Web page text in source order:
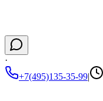
·
+7(495)135-35-99|